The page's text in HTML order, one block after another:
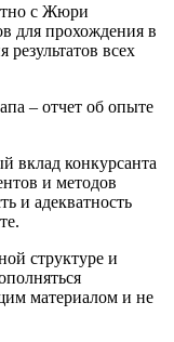
с Жюри
для прохождения в
всех
– отчет об опыте
вклад конкурсанта
и методов
и адекватность
структуре и
материалом и не